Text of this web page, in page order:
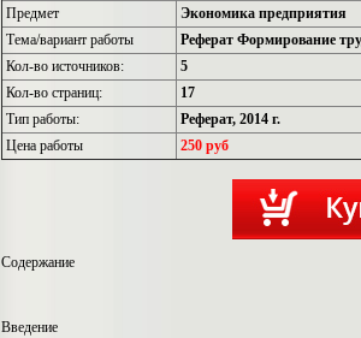
Предмет
Экономика предприятия
Тема/вариант работы
Реферат Формирование
Кол-во источников:
5
Кол-во страниц:
17
Тип работы:
Реферат, 2014 г.
Цена работы
250 руб
Содержание
Введение